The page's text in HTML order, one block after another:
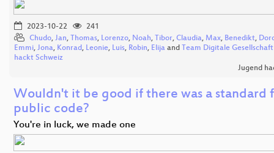
2023-10-22
241
Chudo, Jan, Thomas, Lorenzo, Noah, Tibor, Claudia, Max, Benedikt,
Emmi, Jona, Konrad, Leonie, Luis, Robin, Elija and Team Digitale
hackt Schweiz
Jugend
Wouldn't it be good if there was a standard
public code?
You're in luck, we made one